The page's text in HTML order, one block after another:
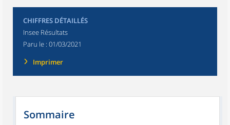
CHIFFRES DÉTAILLÉS
Insee Résultats
Paru le : 01/03/2021
Imprimer
Sommaire